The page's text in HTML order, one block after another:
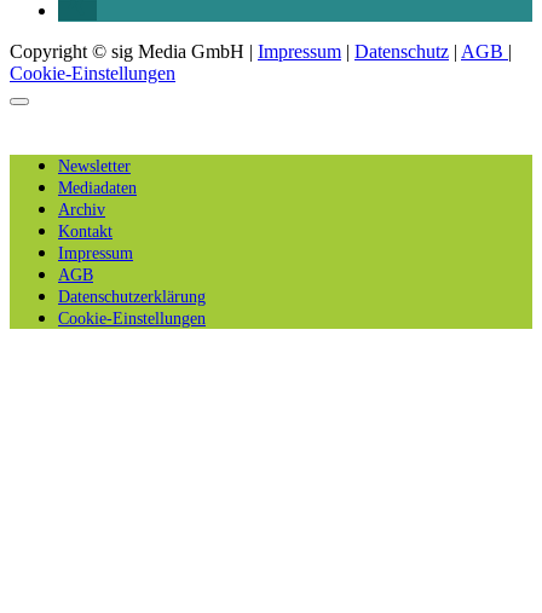
Copyright © sig Media GmbH | Impressum | Datenschutz | AGB |
Cookie-Einstellungen
Newsletter
Mediadaten
Archiv
Kontakt
Impressum
AGB
Datenschutzerklärung
Cookie-Einstellungen